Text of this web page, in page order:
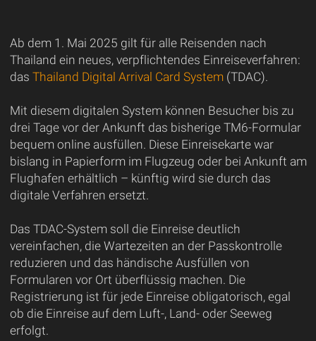
Ab dem 1. Mai 2025 gilt für alle Reisenden nach
Thailand ein neues, verpflichtendes Einreiseverfahren:
das Thailand Digital Arrival Card System(TDAC).
Mit diesem digitalen System können Besucher bis zu
drei Tage vor der Ankunft das bisherige TM6-Formular
bequem online ausfüllen. Diese Einreisekarte war
bislang in Papierform im Flugzeug oder bei Ankunft am
Flughafen erhältlich – künftig wird sie durch das
digitale Verfahren ersetzt.
Das TDAC-System soll die Einreise deutlich
vereinfachen, die Wartezeiten an der Passkontrolle
reduzieren und das händische Ausfüllen von
Formularen vor Ort überflüssig machen. Die
Registrierung ist für jede Einreise obligatorisch, egal
ob die Einreise auf dem Luft-, Land- oder Seeweg
erfolgt.